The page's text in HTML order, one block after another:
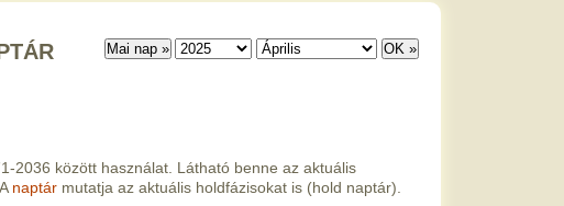
2036 között használat. Látható benne az aktuális
naptár mutatja az aktuális holdfázisokat is (hold naptár).